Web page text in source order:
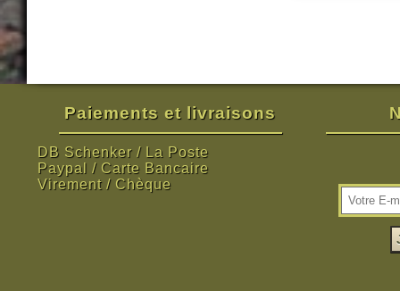
Paiements et livraisons
DB Schenker / La Poste
Paypal / Carte Bancaire
Virement / Chèque